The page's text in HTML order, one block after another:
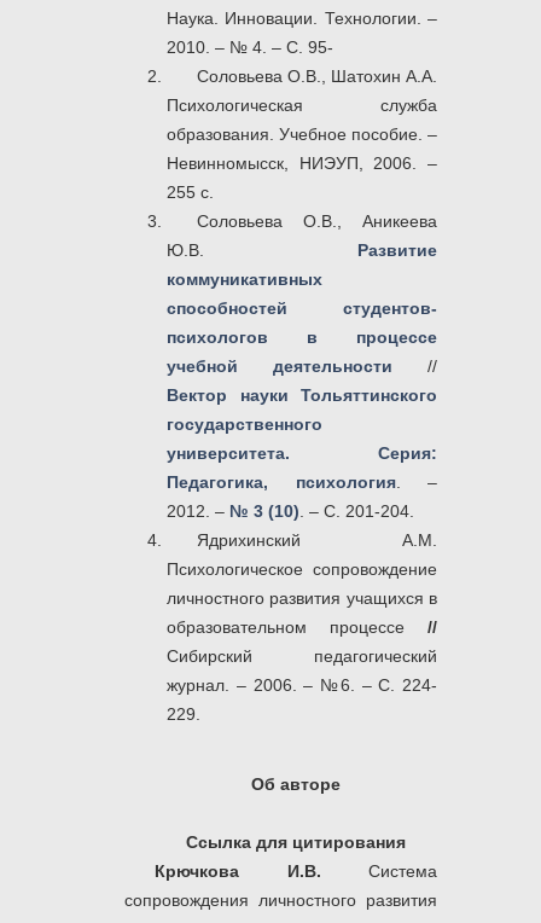
Наука. Инновации. Технологии. –
2010. – № 4. – С. 95-
Соловьева О.В., Шатохин А.А.
Психологическая служба
образования. Учебное пособие. –
Невинномысск, НИЭУП, 2006. –
255 с.
Соловьева О.В., Аникеева
Ю.В. Развитие
коммуникативных
способностей студентов-
психологов в процессе
учебной деятельности //
Вектор науки Тольяттинского
государственного
университета. Серия:
Педагогика, психология. –
2012. – № 3 (10) . – С. 201-204.
Ядрихинский А.М.
Психологическое сопровождение
личностного развития учащихся в
образовательном процессе //
Сибирский педагогический
журнал. – 2006. – №6. – С. 224-
229.
Об авторе
Ссылка для цитирования
Крючкова И.В. Система
сопровождения личностного развития